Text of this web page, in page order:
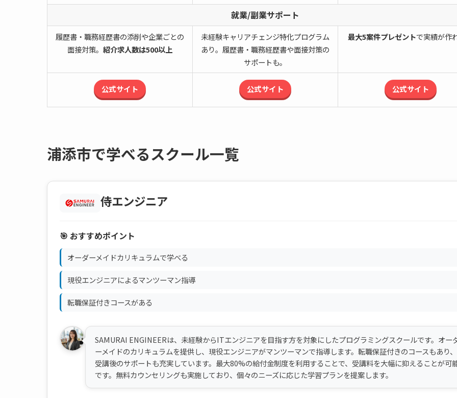
就業/副業サポート
履歴書・職務経歴書の添削や企業ごとの
面接対策。 紹介求人数は500以上
未経験キャリアチェンジ特化プログラム
あり。履歴書・職務経歴書や面接対策の
サポートも。
最大5案件プレゼントで実績が作
公式サイト 公式サイト 公式サイト
浦添市で学べるスクール一覧
侍エンジニア
🎯 おすすめポイント
オーダーメイドカリキュラムで学べる
現役エンジニアによるマンツーマン指導
転職保証付きコースがある
SAMURAI ENGINEERは、未経験からITエンジニアを目指す方を対象にしたプログラミングスクールです。オー
ーメイドのカリキュラムを提供し、現役エンジニアがマンツーマンで指導します。転職保証付きのコースもあり、
受講後のサポートも充実しています。最大80%の給付金制度を利用することで、受講料を大幅に抑えることが可
です。無料カウンセリングも実施しており、個々のニーズに応じた学習プランを提案します。